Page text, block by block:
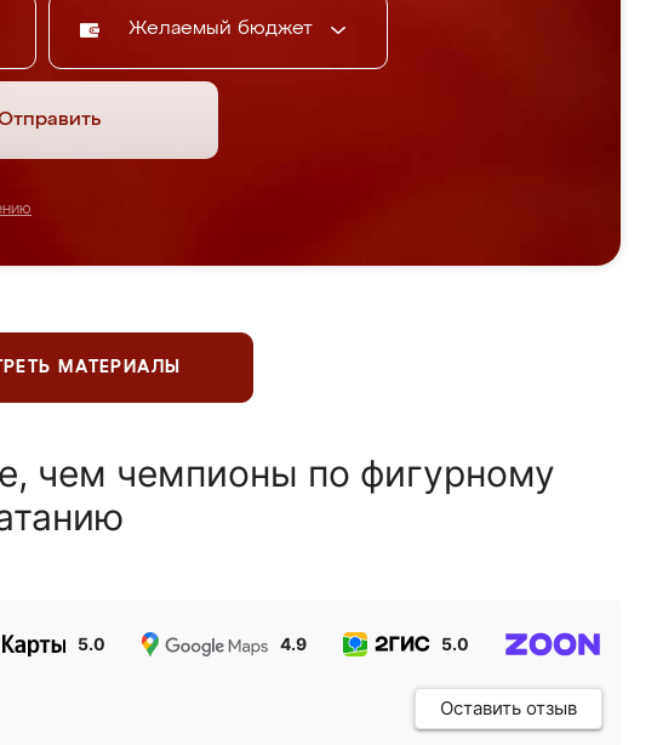
Желаемый бюджет
МАТЕРИАЛЫ
чем чемпионы по фигурному
5.0 4.9 5.0
Оставить отзыв